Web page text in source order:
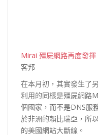
Mirai 殭屍網路再度發
客邦
在本月初，其實發生了
利用的同樣是殭屍網路
個國家，而不是DNS服
於非洲的賴比瑞亞，所
的美國網站大斷線。